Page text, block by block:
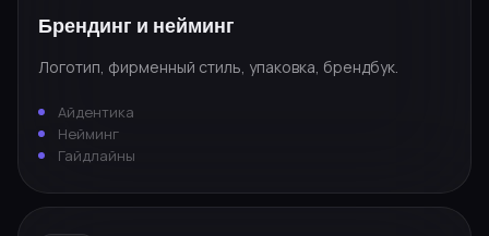
Брендинг и нейминг
Логотип, фирменный стиль, упаковка, брендбук.
Айдентика
Нейминг
Гайдлайны